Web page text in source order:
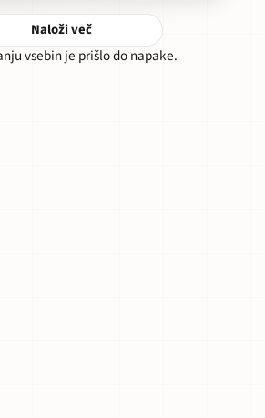
Naloži več
vsebin je prišlo do napake.